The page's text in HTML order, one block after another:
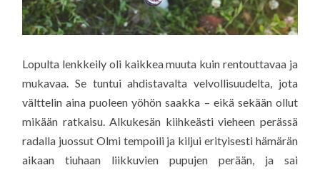
Lopulta lenkkeily oli kaikkea muuta kuin rentouttavaa ja
mukavaa. Se tuntui ahdistavalta velvollisuudelta, jota
välttelin aina puoleen yöhön saakka – eikä sekään ollut
mikään ratkaisu. Alkukesän kiihkeästi vieheen perässä
radalla juossut Olmi tempoili ja kiljui erityisesti hämärän
aikaan tiuhaan liikkuvien pupujen perään, ja sai